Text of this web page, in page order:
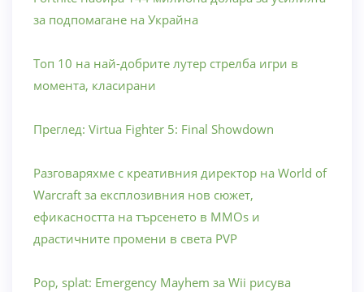
за подпомагане на Украйна
Топ 10 на най-добрите лутер стрелба игри в
момента, класирани
Преглед: Virtua Fighter 5: Final Showdown
Разговаряхме с креативния директор на World of
Warcraft за експлозивния нов сюжет,
ефикасността на търсенето в MMOs и
драстичните промени в света PVP
Pop, splat: Emergency Mayhem за Wii рисува